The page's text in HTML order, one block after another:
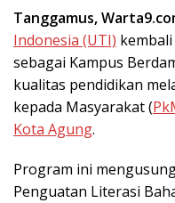
Tanggamus,
Indonesia (UTI)
sebagai Kampus
kualitas pendidikan
kepada Masyarakat (
Kota Agung.
Program ini
Penguatan Literasi